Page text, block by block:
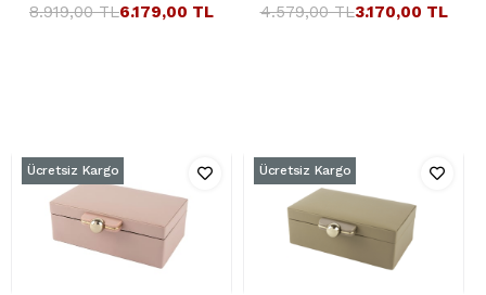
6.179,00 TL
8.919,00 TL 3.170,00 TL
4.579,00 TL
Ücretsiz Kargo Ücretsiz Kargo